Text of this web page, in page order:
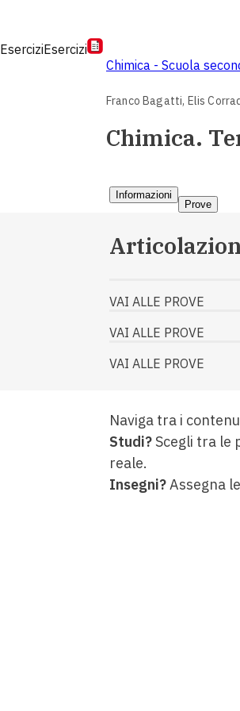
EserciziEsercizi
Chimica - Scuola
Franco Bagatti, Elis
Chimica.
Informazioni
Prove
VAI ALLE PROVE
VAI ALLE PROVE
VAI ALLE PROVE
Naviga tra i
Studi?Scegli tra le
reale.
Insegni? Assegna